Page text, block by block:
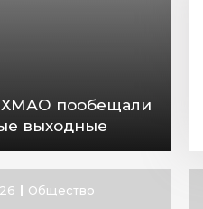
пообещали
выходные
Общество